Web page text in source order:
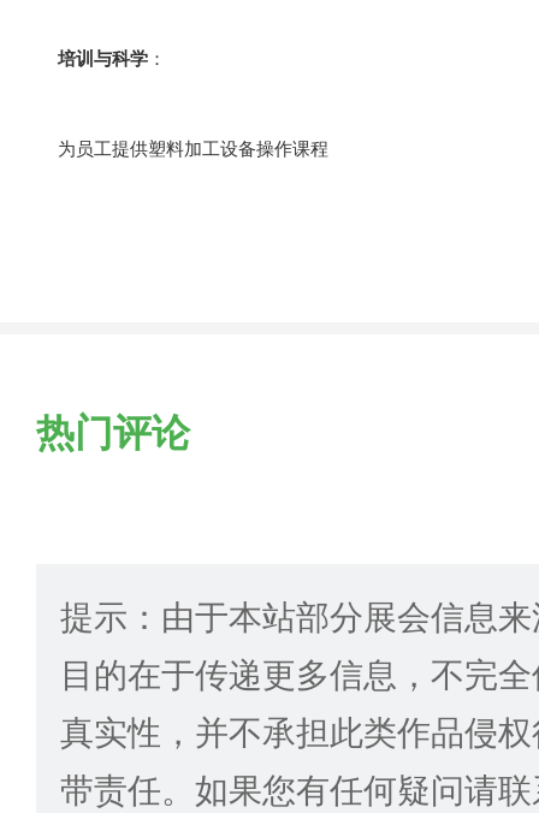
培训与科学 ：
为员工提供塑料加工设备操作课程
热门评论
提示：由于本站部分展会信息
目的在于传递更多信息，不完
真实性，并不承担此类作品侵
带责任。如果您有任何疑问请